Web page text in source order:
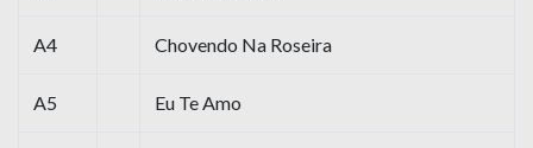
A4 Chovendo Na Roseira
A5 Eu Te Amo